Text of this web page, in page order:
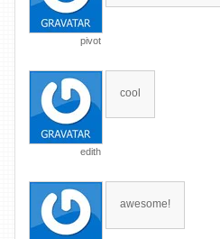
pivot
edith
cool
awesome!